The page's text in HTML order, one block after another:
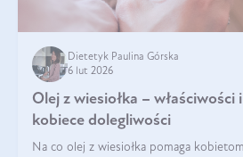
Dietetyk Paulina Górska
6 lut 2026
Olej z wiesiołka – właściwości
kobiece dolegliwości
Na co olej z wiesiołka pomaga